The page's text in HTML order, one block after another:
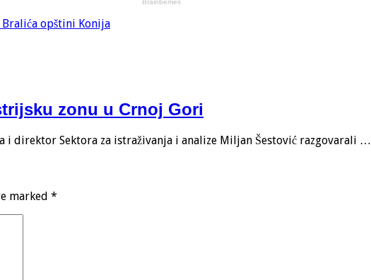
opštini Konija
zonu u Crnoj Gori
i direktor Sektora za istraživanja i analize Miljan Šestović razgovarali …
marked *